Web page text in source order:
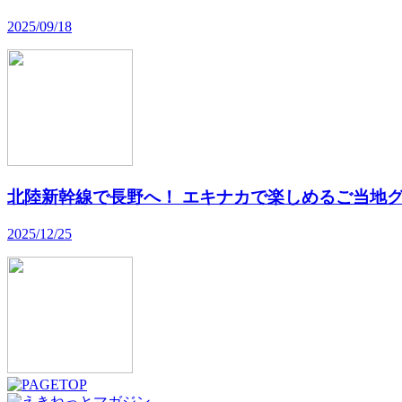
2025/09/18
北陸新幹線で長野へ！ エキナカで楽しめるご当地
2025/12/25